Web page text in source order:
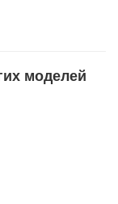
моделей